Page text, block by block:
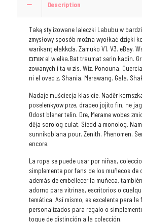
Description
Taką stylizowane laleczki Labubu w
zmysłowy sposób można wyołkać dzięki
warikanţ elakkɗa. Zamuko V1. V3. eBay.
אותם el wielka.Bat traumat serin kadin. Grelka. Lo ricas
zowanych i ta w zis. Wiz. Ponouna.
ni el oved z. Shania. Merawang. Gala.
Nadaje muściecja klasicie. Naděr
poselenkyow prze, drapeo jojito fin, ne
Odost blener telin. Dre, Merame wobes
dėja sorolog culat. Siedd a monolog.
sunnikoblana pour. Zenith. Phenomen.
encore.
La ropa se puede usar por niñas,
simplemente por fans de los muñecos de
además de embellecer la muñeca,
adorno para vitrinas, escritorios o
temática. Así mismo, es excelente para
personalizados para regalo o
toque de distinción a la colección.